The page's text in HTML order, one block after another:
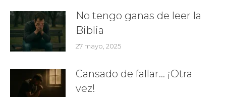
No tengo ganas de leer la
Biblia
27 mayo, 2025
Cansado de fallar… ¡Otra
vez!